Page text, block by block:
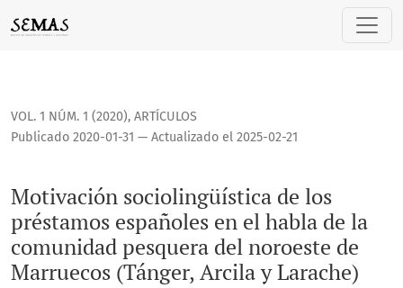
Motivación sociolingüística de los préstamos españoles
VOL. 1 NÚM. 1 (2020), ARTÍCULOS
Motivación sociolingüística de los
préstamos españoles en el habla de la
comunidad pesquera del noroeste de
Marruecos (Tánger, Arcila y Larache)
Publicado 2020-01-31 — Actualizado el 2025-02-21